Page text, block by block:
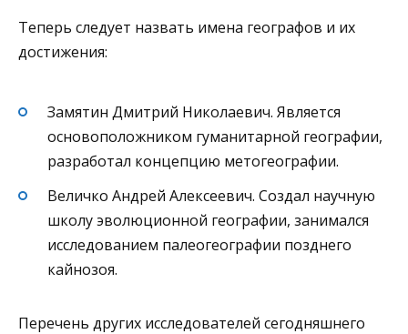
Теперь следует назвать имена географов и их
достижения:
Замятин Дмитрий Николаевич. Является
основоположником гуманитарной географии,
разработал концепцию метогеографии.
Величко Андрей Алексеевич. Создал научную
школу эволюционной географии, занимался
исследованием палеогеографии позднего
кайнозоя.
Перечень других исследователей сегодняшнего